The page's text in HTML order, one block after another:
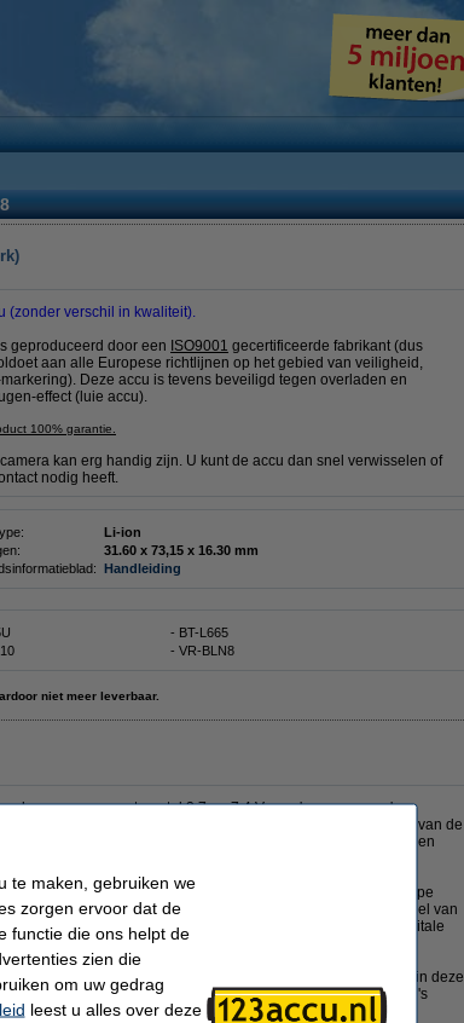
(zonder verschil in kwaliteit).
geproduceerd door een ISO9001 gecertificeerde fabrikant (dus
aan alle Europese richtlijnen op het gebied van veiligheid,
Deze accu is tevens beveiligd tegen overladen en
effect (luie accu).
100% garantie.
kan erg handig zijn. U kunt de accu dan snel verwisselen of
nodig heeft.
Li-ion
31.60 x 73,15 x 16.30 mm
Handleiding
- BT-L665
- VR-BLN8
niet meer leverbaar.
kunnen een groot aantal 3,7 en 7,4 V accu's van camera's,
worden opgeladen. Hiervoor dient de accu in de houder van de
de netstroom of de sigarettenplughouder van de auto te worden
gebruiken voor opladen van AA en AAA-batterijen van het type
verwijdering van de accu te voorzien van stroom door middel van
kunt u bijna elke mobiele telefoon, digitale camera en digitale
naar de juiste positie te schuiven zodat bijna elke accu in deze
een beveiliging tegen kortsluiting en kan het defecte accu's
te maken, gebruiken we
zorgen ervoor dat de
functie die ons helpt de
zien die
om uw gedrag
leest u alles over deze